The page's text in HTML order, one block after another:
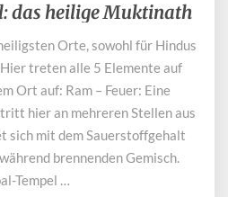
das heilige Muktinath
Orte, sowohl für Hindus
treten alle 5 Elemente auf
Ort auf: Ram – Feuer: Eine
hier an mehreren Stellen aus
sich mit dem Sauerstoffgehalt
brennenden Gemisch.
Tempel …